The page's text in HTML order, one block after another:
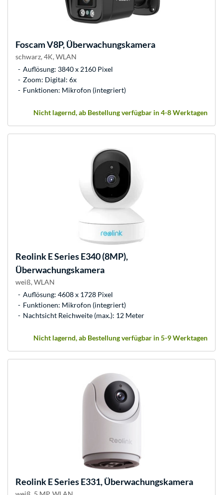
FoscamV8P, Überwachungskamera
schwarz, 4K, WLAN
Auflösung: 3840 x 2160 Pixel
Zoom: Digital: 6x
Funktionen: Mikrofon (integriert)
Nicht lagernd, ab Bestellung verfügbar in 4-8 Werktagen
ReolinkE Series E340 (8MP),
Überwachungskamera
weiß, WLAN
Auflösung: 4608 x 1728 Pixel
Funktionen: Mikrofon (integriert)
Nachtsicht Reichweite (max.): 12 Meter
Nicht lagernd, ab Bestellung verfügbar in 5-9 Werktagen
ReolinkE Series E331, Überwachungskamera